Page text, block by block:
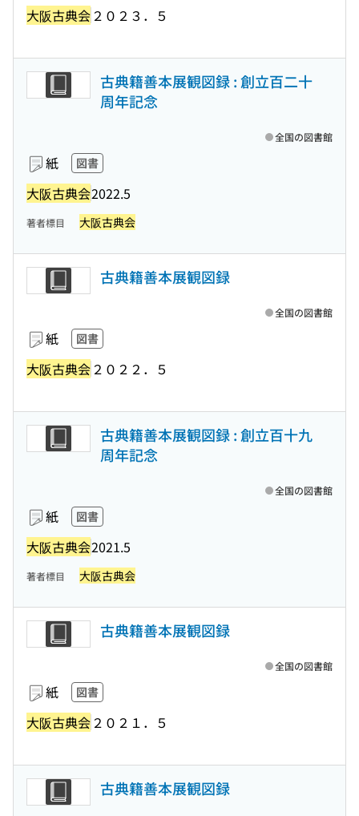
大阪古典会 ２０２３．５
古典籍善本展観図録 : 創立百二十
周年記念
紙 図書
大阪古典会2022.5
全国の図書館
著者標目 大阪古典会
古典籍善本展観図録
紙 図書
大阪古典会 ２０２２．５
全国の図書館
古典籍善本展観図録 : 創立百十九
周年記念
紙 図書
大阪古典会2021.5
全国の図書館
著者標目 大阪古典会
古典籍善本展観図録
紙 図書
大阪古典会 ２０２１．５
全国の図書館
古典籍善本展観図録